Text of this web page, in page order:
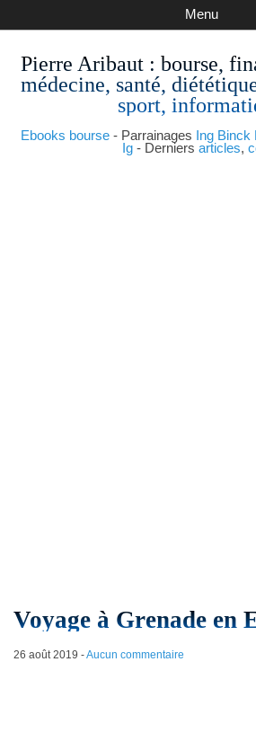
Pierre Aribaut : bourse,
médecine, santé,
sport,
Ebooks bourse- Parrainages Ing Binck
Ig- Derniers articles,
Menu
Voyage à Grenade en
26 août 2019 -Aucun commentaire